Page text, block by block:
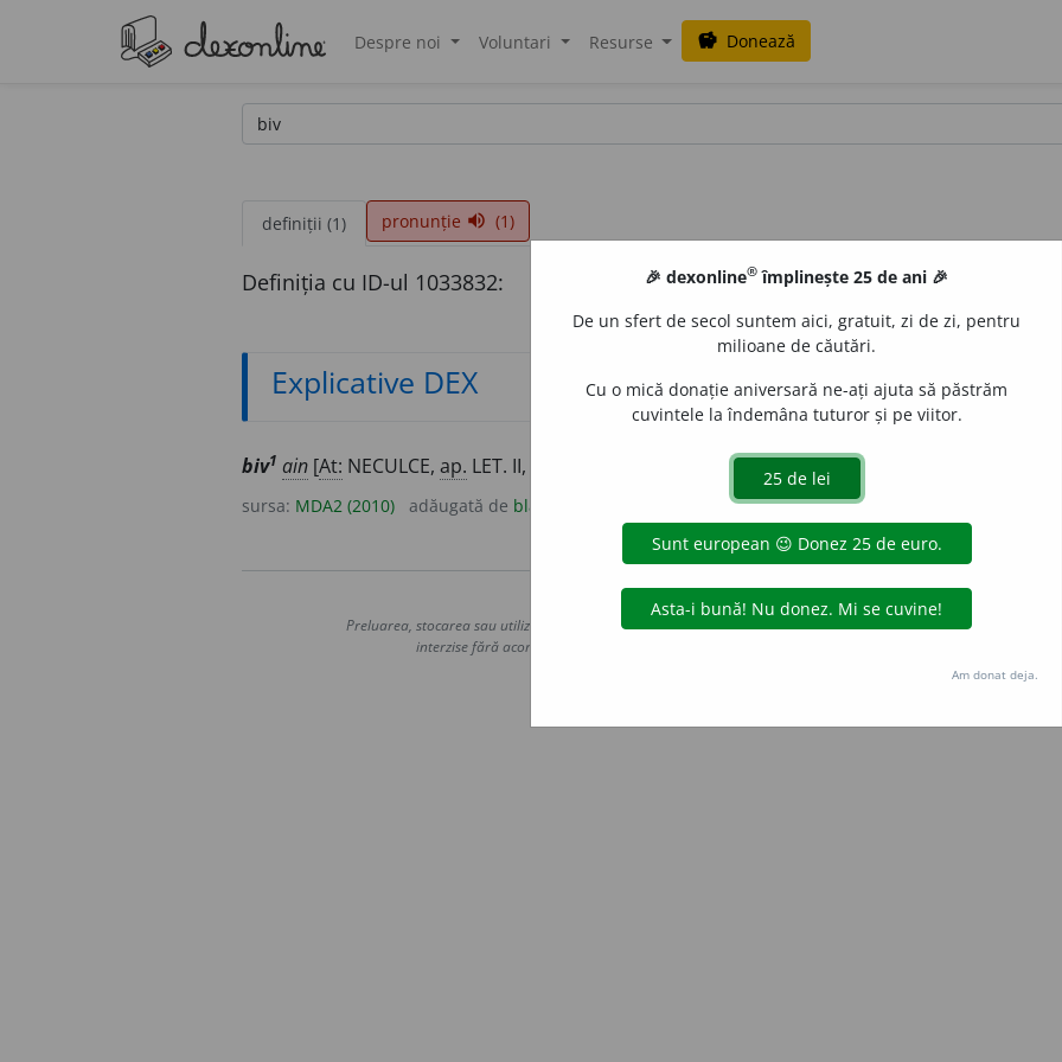
Despre noi Voluntari Resurse savings Donează
definiții (1) pronunție volume_up (1)
Definiția cu ID-ul 1033832:
Explicative DEX
biv1 ain [At: NECULCE, ap. LET. II, 195/15 / бив] (Înv; urmat de un titlu, de o
sursa: MDA2 (2010) adăugată de blaurb.
Copyright © 2004-2026 dexonline (https://dexonline.ro)
Preluarea, stocarea sau utilizarea datelor de pe acest site, inclusiv prin orice metode de extragere automată
interzise fără acordul nostru prealabil scris, cu excepția seturilor de date oferite oficial spre utilizare
Hosterion
🎉 dexonline® împlinește 25 de ani 🎉
De un sfert de secol suntem aici, gratuit, zi de zi, pentru
milioane de căutări.
Cu o mică donație aniversară ne-ați ajuta să păstrăm
cuvintele la îndemâna tuturor și pe viitor.
Am donat deja.